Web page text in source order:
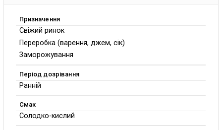
Призначення
Свіжий ринок
Переробка (варення, джем, сік)
Заморожування
Період дозрівання
Ранній
Смак
Солодко-кислий